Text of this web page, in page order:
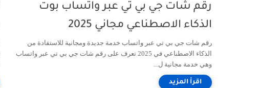
رقم شات جي بي تي عبر واتساب بوت
الذكاء الاصطناعي مجاني 2025
رقم شات جي بي تي عبر واتساب خدمة جديدة ومجانية للاستفادة من
الذكاء الاصطناعي في 2025 تعرف على رقم شات جي بي تي عبر واتساب
وهي خدمة مجانية ل...